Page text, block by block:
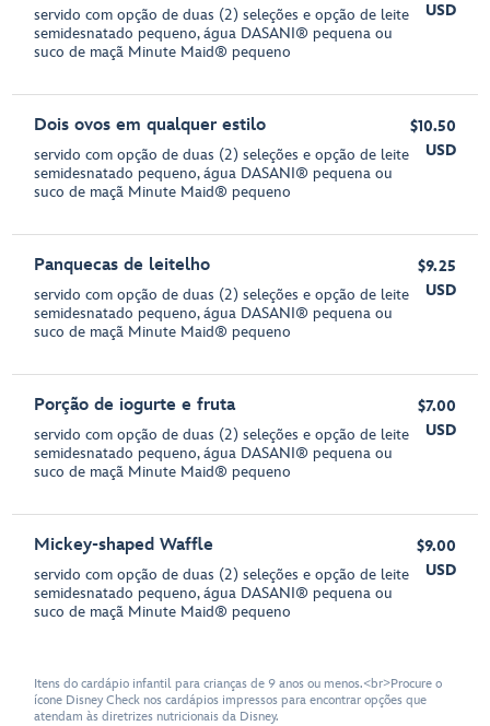
servido com opção de duas (2) seleções e opção de leite
semidesnatado pequeno, água DASANI® pequena ou
suco de maçã Minute Maid® pequeno
USD
Dois ovos em qualquer estilo
servido com opção de duas (2) seleções e opção de leite
semidesnatado pequeno, água DASANI® pequena ou
suco de maçã Minute Maid® pequeno
$10.50
USD
Panquecas de leitelho
servido com opção de duas (2) seleções e opção de leite
semidesnatado pequeno, água DASANI® pequena ou
suco de maçã Minute Maid® pequeno
$9.25
USD
Porção de iogurte e fruta
servido com opção de duas (2) seleções e opção de leite
semidesnatado pequeno, água DASANI® pequena ou
suco de maçã Minute Maid® pequeno
$7.00
USD
Mickey-shaped Waffle
servido com opção de duas (2) seleções e opção de leite
semidesnatado pequeno, água DASANI® pequena ou
suco de maçã Minute Maid® pequeno
$9.00
USD
Itens do cardápio infantil para crianças de 9 anos ou menos.<br>Procure o
ícone Disney Check nos cardápios impressos para encontrar opções que
atendam às diretrizes nutricionais da Disney.